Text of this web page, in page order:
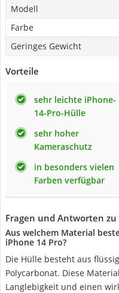
Modell
Farbe
Geringes Gewicht
Vorteile
sehr leichte iPhone-
14-Pro-Hülle
sehr hoher
Kameraschutz
in besonders vielen
Farben verfügbar
Fragen und Antworten zu
Aus welchem Material
iPhone 14 Pro?
Die Hülle besteht aus
Polycarbonat. Diese
Langlebigkeit und einen